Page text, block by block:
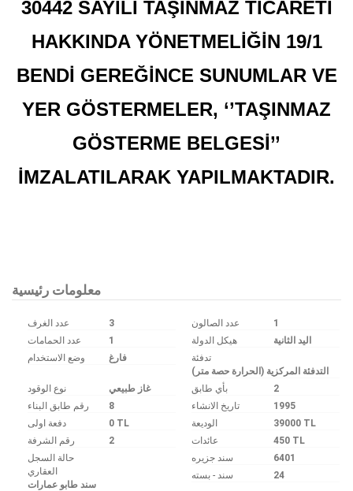
30442 SAYILI TAŞINMAZ TİCARETİ
HAKKINDA YÖNETMELİĞİN 19/1
BENDİ GEREĞİNCE SUNUMLAR VE
YER GÖSTERMELER, ‘’TAŞINMAZ
GÖSTERME BELGESİ’’
İMZALATILARAK YAPILMAKTADIR.
معلومات رئيسية
عدد الغرف 3 عدد الصالون
1
عدد الحمامات
1 هيكل الدولة
اليد الثانية
وضع الاستخدام
فارغ
تدفئة
التدفئة المركزية (الحرارة حصة متر)
نوع الوقود
غاز طبيعي بأي طابق
2
رقم طابق البناء
8 تاريخ الانشاء
1995
دفعة اولى
0 TL الوديعة
39000 TL
رقم الشرفة
2 عائدات
450 TL
حالة السجل
العقاري
سند طابو عمارات
سند جزیره
6401
سند - بسته
24